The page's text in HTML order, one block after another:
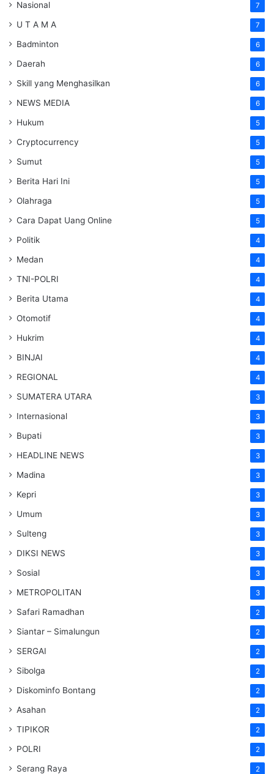
Nasional 7
U T A M A 7
Badminton 6
Daerah 6
Skill yang Menghasilkan 6
NEWS MEDIA 6
Hukum 5
Cryptocurrency 5
Sumut 5
Berita Hari Ini 5
Olahraga 5
Cara Dapat Uang Online 5
Politik 4
Medan 4
TNI-POLRI 4
Berita Utama 4
Otomotif 4
Hukrim 4
BINJAI 4
REGIONAL 4
SUMATERA UTARA 3
Internasional 3
Bupati 3
HEADLINE NEWS 3
Madina 3
Kepri 3
Umum 3
Sulteng 3
DIKSI NEWS 3
Sosial 3
METROPOLITAN 3
Safari Ramadhan 2
Siantar – Simalungun 2
SERGAI 2
Sibolga 2
Diskominfo Bontang 2
Asahan 2
TIPIKOR 2
POLRI 2
Serang Raya 2